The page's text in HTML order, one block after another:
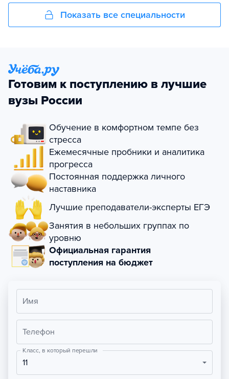
Показать все специальности
Готовим к поступлению в лучшие
вузы России
Обучение в комфортном темпе без
стресса
Ежемесячные пробники и аналитика
прогресса
Постоянная поддержка личного
наставника
Лучшие преподаватели-эксперты ЕГЭ
Занятия в небольших группах по
уровню
Официальная гарантия
поступления на бюджет
Имя
Телефон
Класс, в который перешли
11